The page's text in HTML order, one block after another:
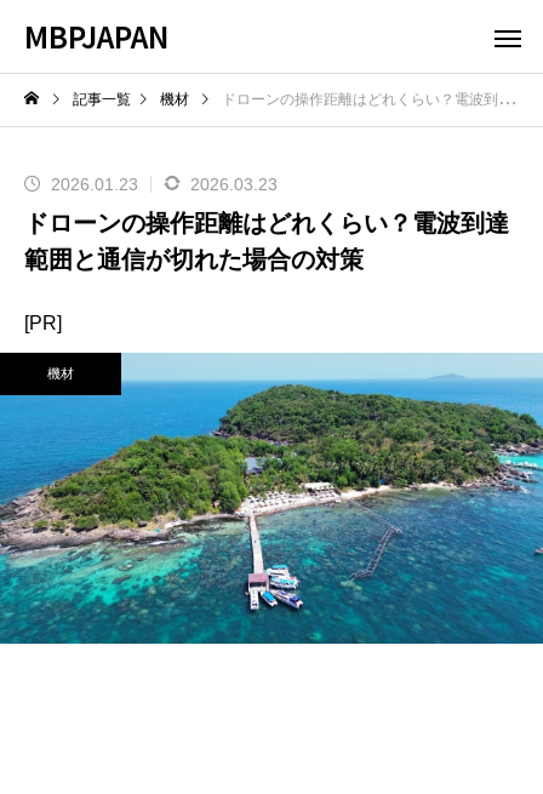
MBPJAPAN
記事一覧 機材 ドローンの操作距離はどれくらい？電波到達範囲と通信が切れた場合の対策
2026.01.23 2026.03.23
ドローンの操作距離はどれくらい？電波到達
範囲と通信が切れた場合の対策
[PR]
機材